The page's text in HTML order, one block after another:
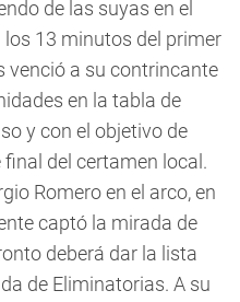
de las suyas en el
los 13 minutos del primer
venció a su contrincante
en la tabla de
y con el objetivo de
del certamen local.
Romero en el arco, en
captó la mirada de
deberá dar la lista
de Eliminatorias. A su